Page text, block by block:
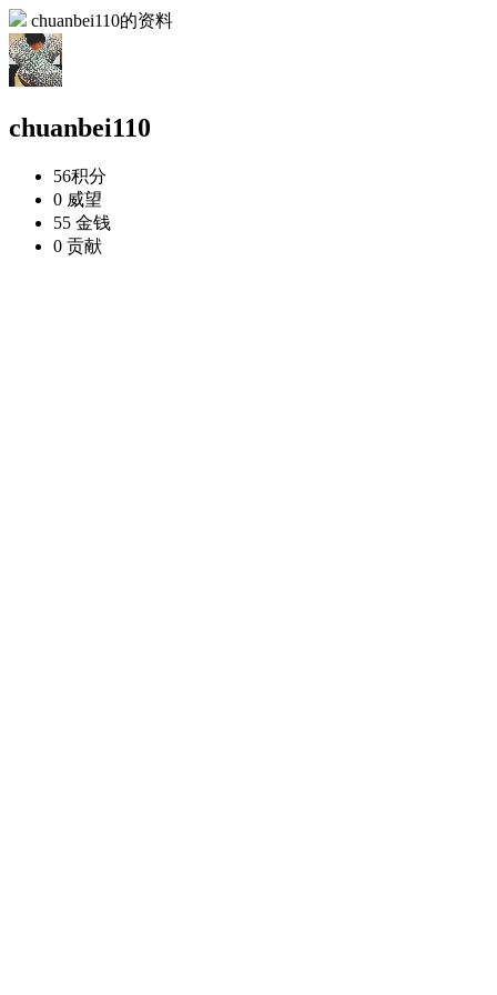
chuanbei110的资料
chuanbei110
56积分
0 威望
55 金钱
0 贡献